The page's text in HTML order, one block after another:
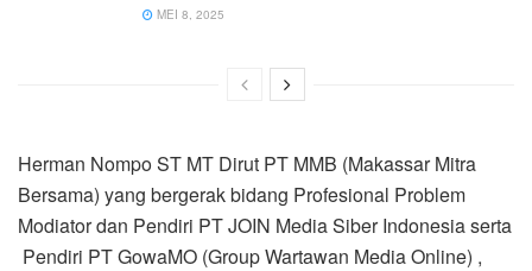
MEI 8, 2025
Herman Nompo ST MT Dirut PT MMB (Makassar Mitra
Bersama) yang bergerak bidang Profesional Problem
Modiator dan Pendiri PT JOIN Media Siber Indonesia serta
Pendiri PT GowaMO (Group Wartawan Media Online) ,